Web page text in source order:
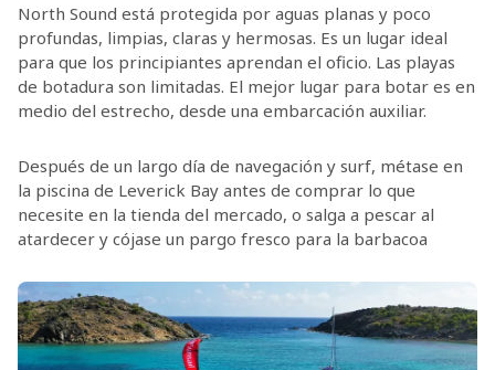
North Sound está protegida por aguas planas y poco
profundas, limpias, claras y hermosas. Es un lugar ideal
para que los principiantes aprendan el oficio. Las playas
de botadura son limitadas. El mejor lugar para botar es en
medio del estrecho, desde una embarcación auxiliar.
Después de un largo día de navegación y surf, métase en
la piscina de Leverick Bay antes de comprar lo que
necesite en la tienda del mercado, o salga a pescar al
atardecer y cójase un pargo fresco para la barbacoa